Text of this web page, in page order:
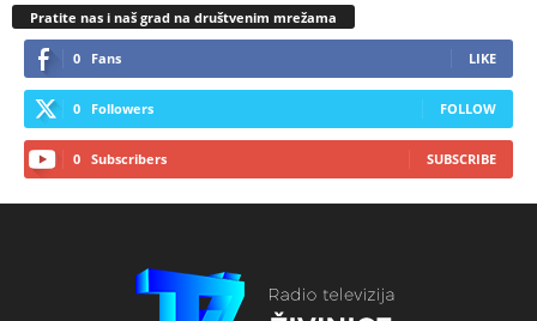
Pratite nas i naš grad na društvenim mrežama
0 Fans LIKE
0 Followers FOLLOW
0 Subscribers SUBSCRIBE